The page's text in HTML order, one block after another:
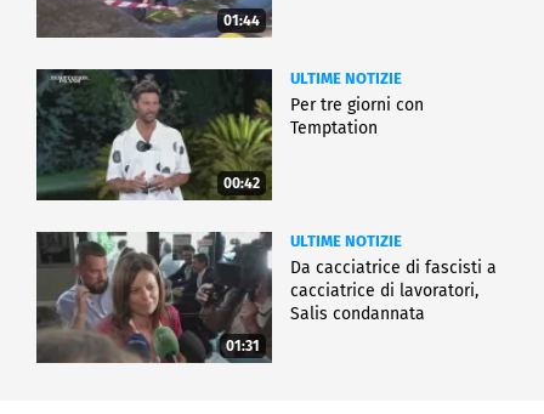
01:44
00:42
ULTIME NOTIZIE
Per tre giorni con
Temptation
01:31
ULTIME NOTIZIE
Da cacciatrice di fascisti a
cacciatrice di lavoratori,
Salis condannata